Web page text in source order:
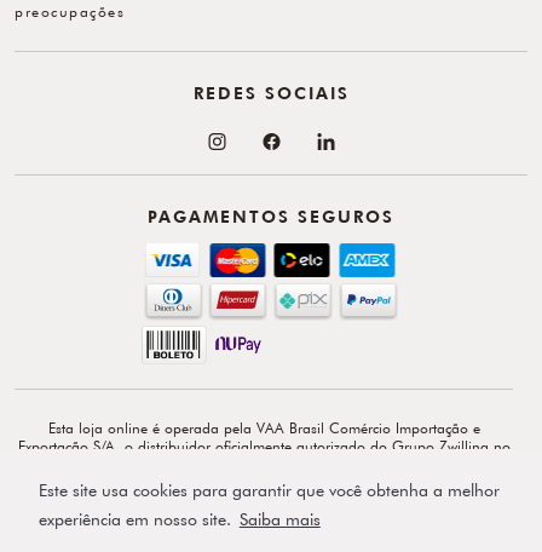
Este site usa cookies para garantir que você obtenha a melhor
experiência em nosso site. Saiba mais
preocupações
PAGAMENTOS SEGUROS
REDES SOCIAIS
Esta loja online é operada pela VAA Brasil Comércio Importação e
Exportação S/A, o distribuidor oficialmente autorizado do Grupo Zwilling no
exclusivamente responsável por todo o conteúdo e comunicação deste site. ©
Copyright 2026 - Av. Doutor Cardoso de Melo, 1855 - 14º - Vila Olímpia -
CEP: 04548-903 - São Paulo-SP.